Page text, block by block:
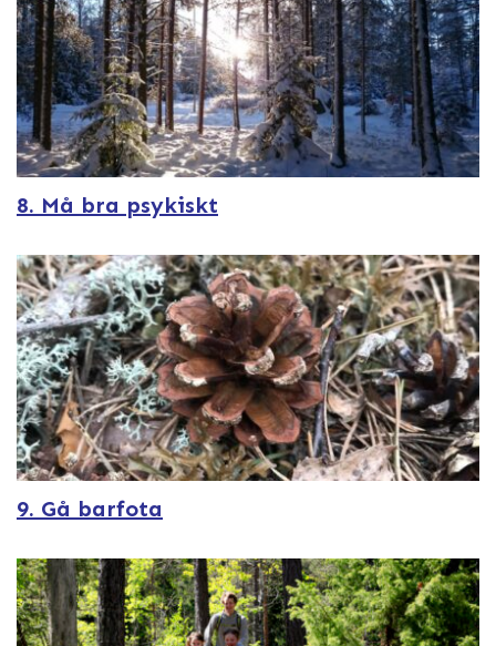
8. Må bra psykiskt
9. Gå barfota